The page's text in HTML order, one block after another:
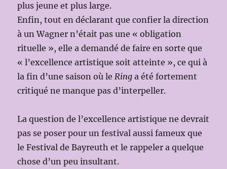
plus jeune et plus large.
Enfin, tout en déclarant que confier la direction
à un Wagner n’était pas une « obligation
rituelle », elle a demandé de faire en sorte que
« l’excellence artistique soit atteinte », ce qui à
la fin d’une saison où leRing a été fortement
critiqué ne manque pas d’interpeller.
La question de l’excellence artistique ne devrait
pas se poser pour un festival aussi fameux que
le Festival de Bayreuth et le rappeler a quelque
chose d’un peu insultant.